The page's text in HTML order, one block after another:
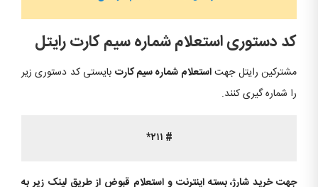
کد دستوری استعلام شماره سیم کارت رایتل
مشترکین رایتل جهتاستعلام شماره سیم کارت بایستی کد دستوری زیر
را شماره گیری کنند.
# ۲۱۱*
جهت خرید شارژ، بسته اینترنت و استعلام قبوض از طریق لینک زیر به